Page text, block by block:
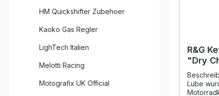
HM Quickshifter Zubehoer
Kaoko Gas Regler
LighTech Italien
Melotti Racing
Motografix UK Official
durch
R&G
"Dry
Lube